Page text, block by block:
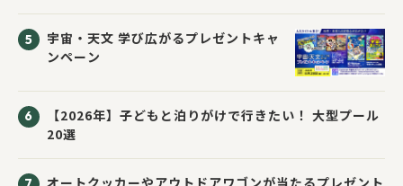
宇宙・天文 学び広がるプレゼントキャ
ンペーン
【2026年】子どもと泊りがけで行きたい！ 大型プール
20選
オートクッカーやアウトドアワゴンが当たるプレゼント